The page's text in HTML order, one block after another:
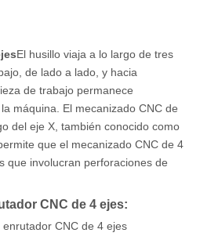
El husillo viaja a lo largo de tres
de lado a lado, y hacia
de trabajo permanece
máquina. El mecanizado CNC de
del eje X, también conocido como
que el mecanizado CNC de 4
que involucran perforaciones de
CNC de 4 ejes:
CNC de 4 ejes